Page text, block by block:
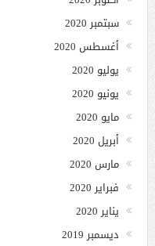
سبتمبر 2020
أغسطس 2020
يوليو 2020
يونيو 2020
مايو 2020
أبريل 2020
مارس 2020
فبراير 2020
يناير 2020
ديسمبر 2019